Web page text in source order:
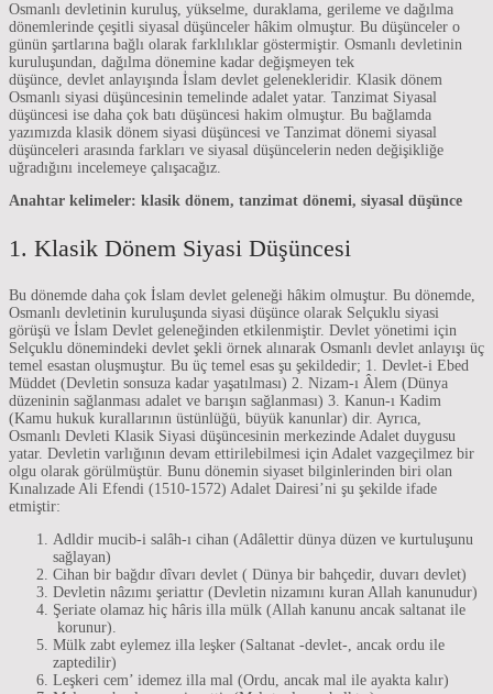
Osmanlı devletinin kuruluş, yükselme, duraklama, gerileme ve dağılma
dönemlerinde çeşitli siyasal düşünceler hâkim olmuştur. Bu düşünceler o
günün şartlarına bağlı olarak farklılıklar göstermiştir. Osmanlı devletinin
kuruluşundan, dağılma dönemine kadar değişmeyen tek
düşünce, devlet anlayışında İslam devlet gelenekleridir. Klasik dönem
Osmanlı siyasi düşüncesinin temelinde adalet yatar. Tanzimat Siyasal
düşüncesi ise daha çok batı düşüncesi hakim olmuştur. Bu bağlamda
yazımızda klasik dönem siyasi düşüncesi ve Tanzimat dönemi siyasal
düşünceleri arasında farkları ve siyasal düşüncelerin neden değişikliğe
uğradığını incelemeye çalışacağız.
Anahtar kelimeler: klasik dönem, tanzimat dönemi, siyasal düşünce
1. Klasik Dönem Siyasi Düşüncesi
Bu dönemde daha çok İslam devlet geleneği hâkim olmuştur. Bu dönemde,
Osmanlı devletinin kuruluşunda siyasi düşünce olarak Selçuklu siyasi
görüşü ve İslam Devlet geleneğinden etkilenmiştir. Devlet yönetimi için
Selçuklu dönemindeki devlet şekli örnek alınarak Osmanlı devlet anlayışı üç
temel esastan oluşmuştur. Bu üç temel esas şu şekildedir; 1. Devlet-i Ebed
Müddet (Devletin sonsuza kadar yaşatılması) 2. Nizam-ı Âlem (Dünya
düzeninin sağlanması adalet ve barışın sağlanması) 3. Kanun-ı Kadim
(Kamu hukuk kurallarının üstünlüğü, büyük kanunlar) dir. Ayrıca,
Osmanlı Devleti Klasik Siyasi düşüncesinin merkezinde Adalet duygusu
yatar. Devletin varlığının devam ettirilebilmesi için Adalet vazgeçilmez bir
olgu olarak görülmüştür. Bunu dönemin siyaset bilginlerinden biri olan
Kınalızade Ali Efendi (1510-1572) Adalet Dairesi’ni şu şekilde ifade
etmiştir:
Adldir mucib-i salâh-ı cihan (Adâlettir dünya düzen ve kurtuluşunu
sağlayan)
Cihan bir bağdır dîvarı devlet ( Dünya bir bahçedir, duvarı devlet)
Devletin nâzımı şeriattır (Devletin nizamını kuran Allah kanunudur)
Şeriate olamaz hiç hâris illa mülk (Allah kanunu ancak saltanat ile
korunur).
Mülk zabt eylemez illa leşker (Saltanat -devlet-, ancak ordu ile
zaptedilir)
Leşkeri cem’ idemez illa mal (Ordu, ancak mal ile ayakta kalır)